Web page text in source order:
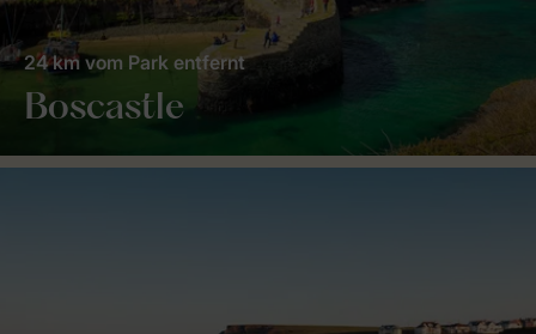
Boscastle
24 km vom Park entfernt